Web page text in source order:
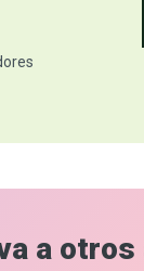
a otros